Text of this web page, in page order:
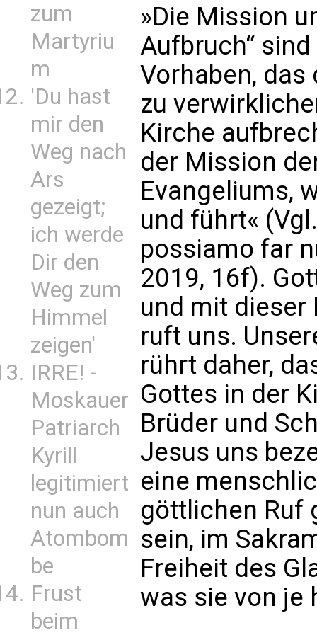
zum
Martyriu
m
'Du hast
mir den
Weg nach
Ars
gezeigt;
ich werde
Dir den
Weg zum
Himmel
zeigen'
IRRE! -
Moskauer
Patriarch
Kyrill
legitimiert
nun auch
Atombom
be
Frust
beim
»Die Mission
Aufbruch“
Vorhaben,
zu
Kirche
der Mission
Evangeliums,
und führt«
possiamo far
2019, 16f).
und mit dieser
ruft uns.
rührt daher,
Gottes in der
Brüder und
Jesus uns
eine
göttlichen Ruf
sein, im
Freiheit des
was sie von je